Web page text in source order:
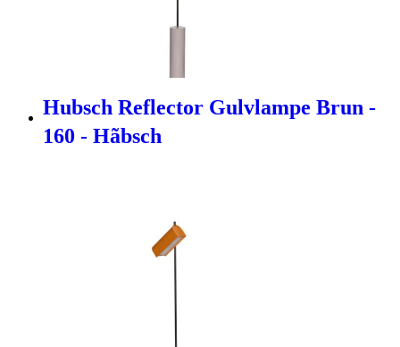
Hubsch Reflector Gulvlampe Brun -
160 - Hãbsch